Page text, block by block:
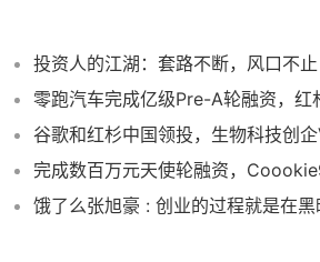
投资人的江湖：套路不断，风口不止
零跑汽车完成亿级Pre-A轮融资，红